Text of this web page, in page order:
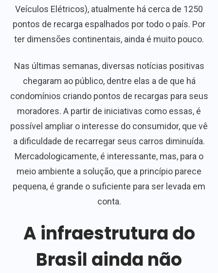
Veículos Elétricos), atualmente há cerca de 1250
pontos de recarga espalhados por todo o país. Por
ter dimensões continentais, ainda é muito pouco.
Nas últimas semanas, diversas notícias positivas
chegaram ao público, dentre elas a de que há
condomínios criando pontos de recargas para seus
moradores. A partir de iniciativas como essas, é
possível ampliar o interesse do consumidor, que vê
a dificuldade de recarregar seus carros diminuída.
Mercadologicamente, é interessante, mas, para o
meio ambiente a solução, que a princípio parece
pequena, é grande o suficiente para ser levada em
conta.
A infraestrutura do
Brasil ainda não